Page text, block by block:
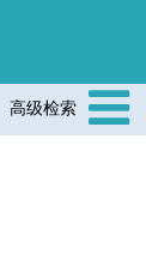
高级检索